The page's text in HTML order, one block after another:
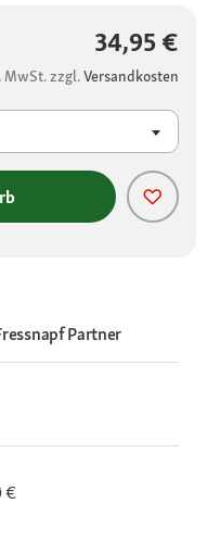
34,95 €
MwSt. zzgl.Versandkosten
Partner
€